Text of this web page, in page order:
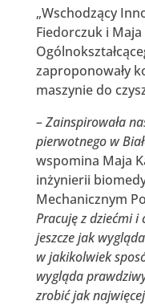
„Wschodzący
Fiedorczuk i
zaproponowały
maszynie do
– Zainspirowała
pierwotnego w
wspomina Maja
inżynierii
Mechanicznym
Pracuję z dziećmi i
jeszcze jak
w jakikolwiek
wygląda
zrobić jak